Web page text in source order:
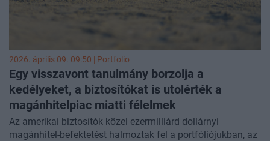
2026. április 09. 09:50 | Portfolio
Egy visszavont tanulmány borzolja a
kedélyeket, a biztosítókat is utolérték a
magánhitelpiac miatti félelmek
Az amerikai biztosítók közel ezermilliárd dollárnyi
magánhitel-befektetést halmoztak fel a portfóliójukban, az